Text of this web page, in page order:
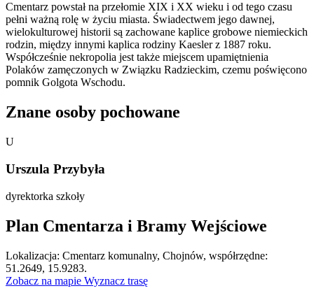
Cmentarz powstał na przełomie XIX i XX wieku i od tego czasu
pełni ważną rolę w życiu miasta. Świadectwem jego dawnej,
wielokulturowej historii są zachowane kaplice grobowe niemieckich
rodzin, między innymi kaplica rodziny Kaesler z 1887 roku.
Współcześnie nekropolia jest także miejscem upamiętnienia
Polaków zamęczonych w Związku Radzieckim, czemu poświęcono
pomnik Golgota Wschodu.
Znane osoby pochowane
U
Urszula Przybyła
dyrektorka szkoły
Plan Cmentarza i Bramy Wejściowe
×
+
−
Lokalizacja: Cmentarz komunalny, Chojnów, współrzędne:
51.2649, 15.9283.
Zobacz na mapie Wyznacz trasę